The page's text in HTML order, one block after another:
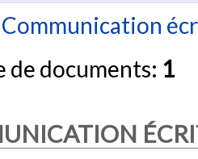
Communication
de documents: 1